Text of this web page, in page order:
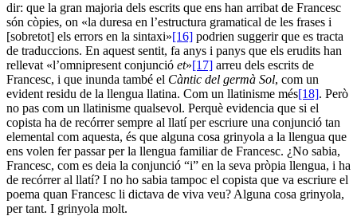
dir: que la gran majoria dels escrits que ens han arribat de Francesc
són còpies, on «la duresa en l’estructura gramatical de les frases i
[sobretot] els errors en la sintaxi»[16] podrien suggerir que es tracta
de traduccions. En aquest sentit, fa anys i panys que els erudits han
rellevat «l’omnipresent conjunció et»[17] arreu dels escrits de
Francesc, i que inunda també el Càntic del germà Sol, com un
evident residu de la llengua llatina. Com un llatinisme més[18]. Però
no pas com un llatinisme qualsevol. Perquè evidencia que si el
copista ha de recórrer sempre al llatí per escriure una conjunció tan
elemental com aquesta, és que alguna cosa grinyola a la llengua que
ens volen fer passar per la llengua familiar de Francesc. ¿No sabia,
Francesc, com es deia la conjunció “i” en la seva pròpia llengua, i ha
de recórrer al llatí? I no ho sabia tampoc el copista que va escriure el
poema quan Francesc li dictava de viva veu? Alguna cosa grinyola,
per tant. I grinyola molt.